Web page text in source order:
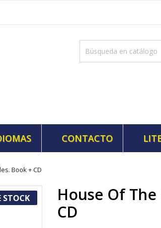
CONTACTO
Book + CD
STOCK
House Of The
CD